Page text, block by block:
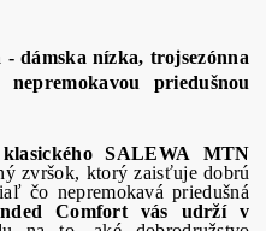
dámska nízka, trojsezónna
priedušnou
SALEWA MTN
zvršok, ktorý zaisťuje dobrú
čo nepremokavá priedušná
Comfort vás udrží v